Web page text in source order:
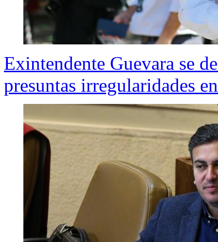
Exintendente Guevara se
presuntas irregularidades